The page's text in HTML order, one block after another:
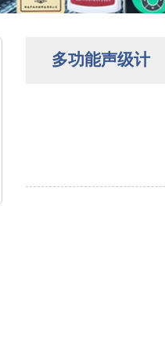
多功能声级计